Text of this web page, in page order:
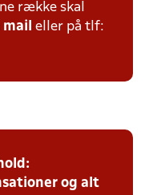
række skal
mail eller på tlf:
og alt